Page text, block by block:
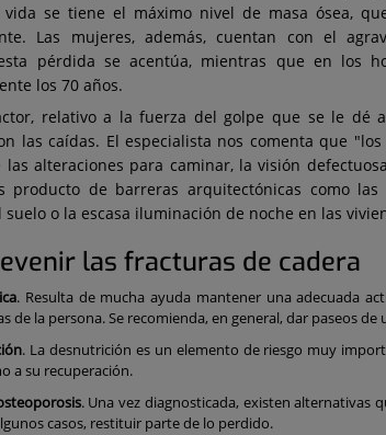
se tiene el máximo nivel de masa ósea,
Las mujeres, además, cuentan con el
pérdida se acentúa, mientras que en los
los 70 años.
relativo a la fuerza del golpe que se le dé
las caídas. El especialista nos comenta que
las alteraciones para caminar, la visión
producto de barreras arquitectónicas como las
suelo o la escasa iluminación de noche en las
las fracturas de cadera
. Resulta de mucha ayuda mantener una adecuada
de la persona. Se recomienda, en general, dar paseos
. La desnutrición es un elemento de riesgo muy
a su recuperación.
. Una vez diagnosticada, existen alternativas
casos, restituir parte de lo perdido.